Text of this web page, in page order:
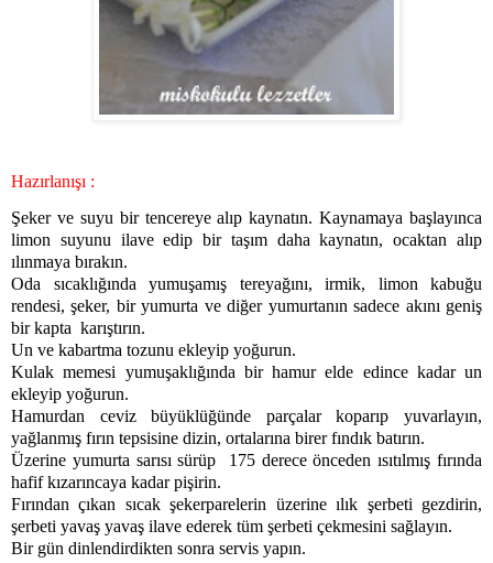
Hazırlanışı :
Şeker ve suyu bir tencereye alıp kaynatın. Kaynamaya başlayınca
limon suyunu ilave edip bir taşım daha kaynatın, ocaktan alıp
ılınmaya bırakın.
Oda sıcaklığında yumuşamış tereyağını, irmik, limon kabuğu
rendesi, şeker, bir yumurta ve diğer yumurtanın sadece akını geniş
bir kapta karıştırın.
Un ve kabartma tozunu ekleyip yoğurun.
Kulak memesi yumuşaklığında bir hamur elde edince kadar un
ekleyip yoğurun.
Hamurdan ceviz büyüklüğünde parçalar koparıp yuvarlayın,
yağlanmış fırın tepsisine dizin, ortalarına birer fındık batırın.
Üzerine yumurta sarısı sürüp
175 derece önceden ısıtılmış fırında
hafif kızarıncaya kadar pişirin.
Fırından çıkan sıcak şekerparelerin üzerine ılık şerbeti gezdirin,
şerbeti yavaş yavaş ilave ederek tüm şerbeti çekmesini sağlayın.
Bir gün dinlendirdikten sonra servis yapın.